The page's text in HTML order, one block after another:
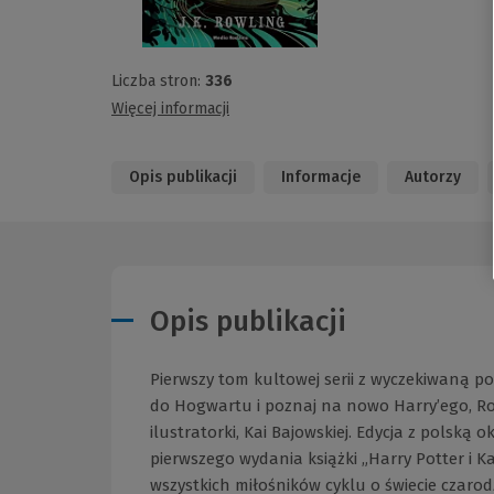
Liczba stron: 336
Więcej informacji
Opis publikacji Informacje Autorzy
Opis publikacji
Pierwszy tom kultowej serii z wyczekiwaną
do Hogwartu i poznaj na nowo Harry’ego,
ilustratorki, Kai Bajowskiej. Edycja z polską
pierwszego wydania książki „Harry Potter i
wszystkich miłośników cyklu o świecie